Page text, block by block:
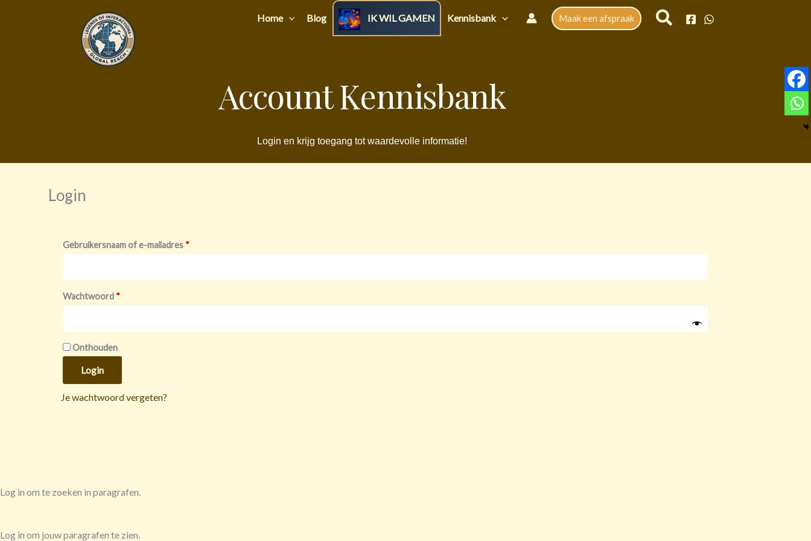
Home Blog IK WIL GAMEN Kennisbank Maak een afspraak
Account Kennisbank
Login en krijg toegang tot waardevolle informatie!
Login
Gebruikersnaam of e-mailadres *
Wachtwoord *
Onthouden
Login
Je wachtwoord vergeten?
Log in om te zoeken in paragrafen.
Log in om jouw paragrafen te zien.